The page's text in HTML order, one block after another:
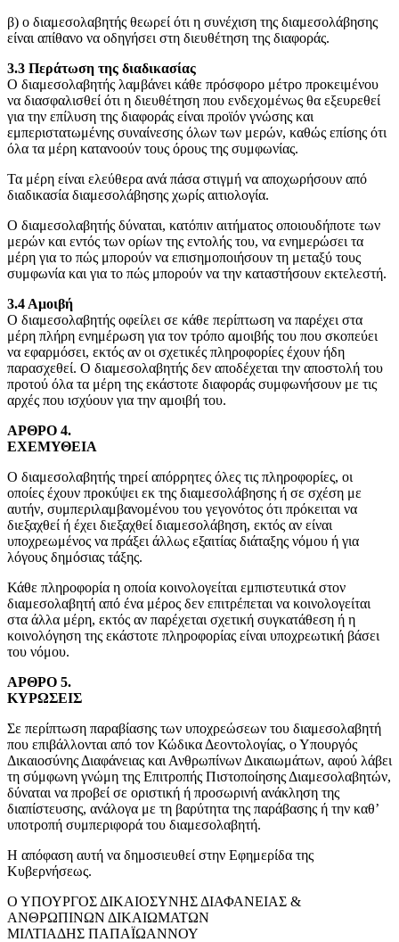
β) ο διαμεσολαβητής θεωρεί ότι η συνέχιση της διαμεσολάβησης
είναι απίθανο να οδηγήσει στη διευθέτηση της διαφοράς.
3.3 Περάτωση της διαδικασίας
Ο διαμεσολαβητής λαμβάνει κάθε πρόσφορο μέτρο προκειμένου
να διασφαλισθεί ότι η διευθέτηση που ενδεχομένως θα εξευρεθεί
για την επίλυση της διαφοράς είναι προϊόν γνώσης και
εμπεριστατωμένης συναίνεσης όλων των μερών, καθώς επίσης ότι
όλα τα μέρη κατανοούν τους όρους της συμφωνίας.
Τα μέρη είναι ελεύθερα ανά πάσα στιγμή να αποχωρήσουν από
διαδικασία διαμεσολάβησης χωρίς αιτιολογία.
Ο διαμεσολαβητής δύναται, κατόπιν αιτήματος οποιουδήποτε των
μερών και εντός των ορίων της εντολής του, να ενημερώσει τα
μέρη για το πώς μπορούν να επισημοποιήσουν τη μεταξύ τους
συμφωνία και για το πώς μπορούν να την καταστήσουν εκτελεστή.
3.4 Αμοιβή
Ο διαμεσολαβητής οφείλει σε κάθε περίπτωση να παρέχει στα
μέρη πλήρη ενημέρωση για τον τρόπο αμοιβής του που σκοπεύει
να εφαρμόσει, εκτός αν οι σχετικές πληροφορίες έχουν ήδη
παρασχεθεί. Ο διαμεσολαβητής δεν αποδέχεται την αποστολή του
προτού όλα τα μέρη της εκάστοτε διαφοράς συμφωνήσουν με τις
αρχές που ισχύουν για την αμοιβή του.
ΑΡΘΡΟ 4.
ΕΧΕΜΥΘΕΙΑ
Ο διαμεσολαβητής τηρεί απόρρητες όλες τις πληροφορίες, οι
οποίες έχουν προκύψει εκ της διαμεσολάβησης ή σε σχέση με
αυτήν, συμπεριλαμβανομένου του γεγονότος ότι πρόκειται να
διεξαχθεί ή έχει διεξαχθεί διαμεσολάβηση, εκτός αν είναι
υποχρεωμένος να πράξει άλλως εξαιτίας διάταξης νόμου ή για
λόγους δημόσιας τάξης.
Κάθε πληροφορία η οποία κοινολογείται εμπιστευτικά στον
διαμεσολαβητή από ένα μέρος δεν επιτρέπεται να κοινολογείται
στα άλλα μέρη, εκτός αν παρέχεται σχετική συγκατάθεση ή η
κοινολόγηση της εκάστοτε πληροφορίας είναι υποχρεωτική βάσει
του νόμου.
ΑΡΘΡΟ 5.
ΚΥΡΩΣΕΙΣ
Σε περίπτωση παραβίασης των υποχρεώσεων του διαμεσολαβητή
που επιβάλλονται από τον Κώδικα Δεοντολογίας, ο Υπουργός
Δικαιοσύνης Διαφάνειας και Ανθρωπίνων Δικαιωμάτων, αφού λάβει
τη σύμφωνη γνώμη της Επιτροπής Πιστοποίησης Διαμεσολαβητών,
δύναται να προβεί σε οριστική ή προσωρινή ανάκληση της
διαπίστευσης, ανάλογα με τη βαρύτητα της παράβασης ή την καθ’
υποτροπή συμπεριφορά του διαμεσολαβητή.
Η απόφαση αυτή να δημοσιευθεί στην Εφημερίδα της
Κυβερνήσεως.
Ο ΥΠΟΥΡΓΟΣ ΔΙΚΑΙΟΣΥΝΗΣ ΔΙΑΦΑΝΕΙΑΣ &
ΑΝΘΡΩΠΙΝΩΝ ΔΙΚΑΙΩΜΑΤΩΝ
ΜΙΛΤΙΑΔΗΣ ΠΑΠΑΪΩΑΝΝΟΥ